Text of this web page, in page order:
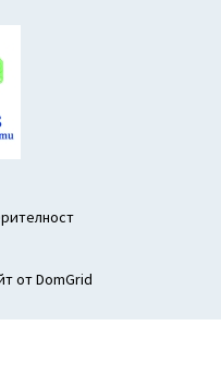
отDomGrid